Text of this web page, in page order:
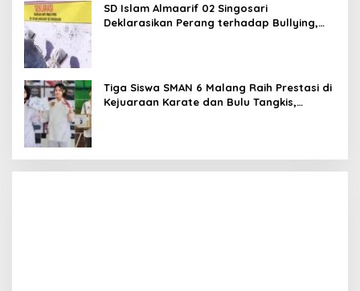
SD Islam Almaarif 02 Singosari
Deklarasikan Perang terhadap Bullying,
Tiga Siswa SMAN 6 Malang Raih Prestasi di
Kejuaraan Karate dan Bulu Tangkis,